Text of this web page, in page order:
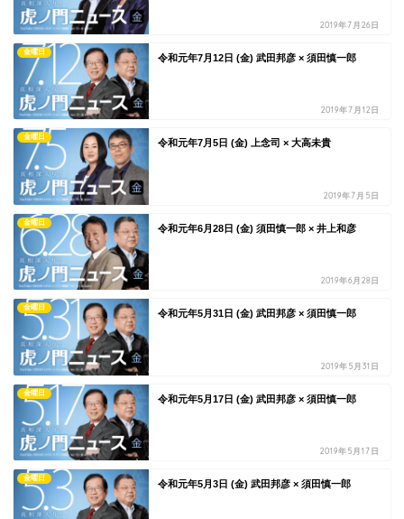
2019年7月26日
金曜日
令和元年7月12日 (金) 武田邦彦 × 須田慎一郎
2019年7月12日
金曜日
令和元年7月5日 (金) 上念司 × 大高未貴
2019年7月5日
金曜日
令和元年6月28日 (金) 須田慎一郎 × 井上和彦
2019年6月28日
金曜日
令和元年5月31日 (金) 武田邦彦 × 須田慎一郎
2019年5月31日
金曜日
令和元年5月17日 (金) 武田邦彦 × 須田慎一郎
2019年5月17日
金曜日
令和元年5月3日 (金) 武田邦彦 × 須田慎一郎